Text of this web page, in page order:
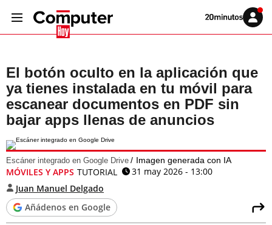
Volver
Iniciar
sesión
El botón oculto en la aplicación que
ya tienes instalada en tu móvil para
escanear documentos en PDF sin
bajar apps llenas de anuncios
Escáner integrado en Google Drive Imagen generada con IA
MÓVILES Y APPS TUTORIAL
31 may 2026 - 13:00
Juan Manuel Delgado
Añádenos en Google